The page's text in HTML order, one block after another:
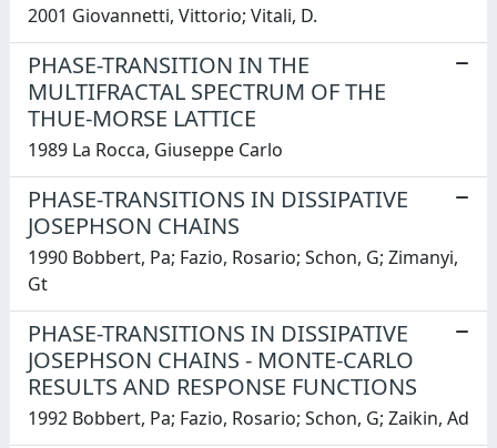
2001 Giovannetti, Vittorio; Vitali, D.
PHASE-TRANSITION IN THE
MULTIFRACTAL SPECTRUM OF THE
THUE-MORSE LATTICE
1989 La Rocca, Giuseppe Carlo
PHASE-TRANSITIONS IN DISSIPATIVE
JOSEPHSON CHAINS
1990 Bobbert, Pa; Fazio, Rosario; Schon, G; Zimanyi,
Gt
PHASE-TRANSITIONS IN DISSIPATIVE
JOSEPHSON CHAINS - MONTE-CARLO
RESULTS AND RESPONSE FUNCTIONS
1992 Bobbert, Pa; Fazio, Rosario; Schon, G; Zaikin, Ad